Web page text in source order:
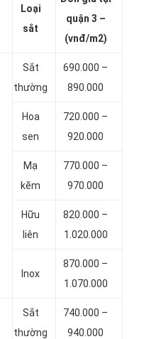
Loại
sắt
quận 3 –
(vnđ/m2)
Sắt
thường
690.000 –
890.000
Hoa
sen
720.000 –
920.000
Mạ
kẽm
770.000 –
970.000
Hữu
liên
820.000 –
1.020.000
Inox
870.000 –
1.070.000
Sắt
thường
740.000 –
940.000